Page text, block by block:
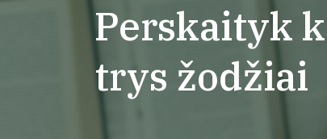
Perskaityk
trys žodžiai